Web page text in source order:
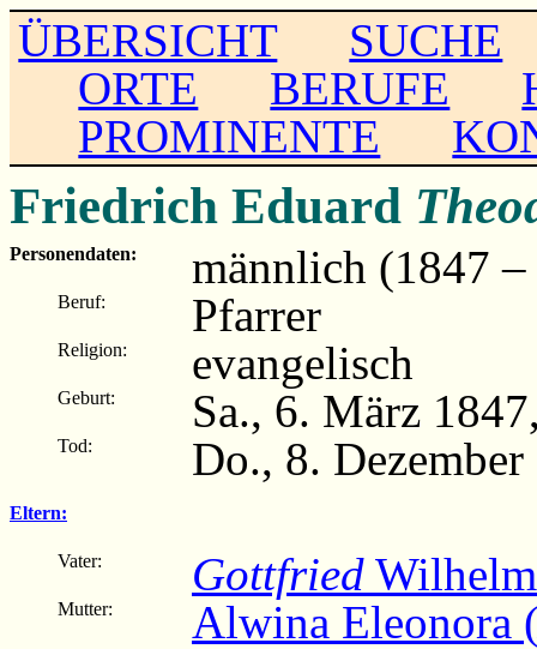
ÜBERSICHT
SUCHE
ORTE
BERUFE
PROMINENTE
Friedrich Eduard
Personendaten: männlich (1847
Beruf: Pfarrer
Religion: evangelisch
Geburt: Sa., 6. März
Tod: Do., 8.
Eltern:
Vater: Gottfried
Mutter: Alwina Eleonora